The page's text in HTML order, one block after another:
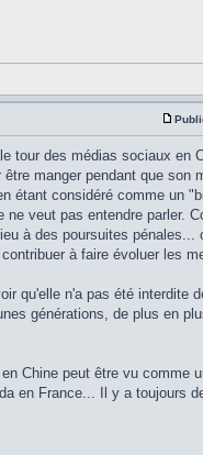
tour des médias sociaux en
manger pendant que son
étant considéré comme un
veut pas entendre parler.
à des poursuites pénales...
à faire évoluer les
qu'elle n'a pas été interdite
générations, de plus en
Chine peut être vu comme
en France... Il y a toujours